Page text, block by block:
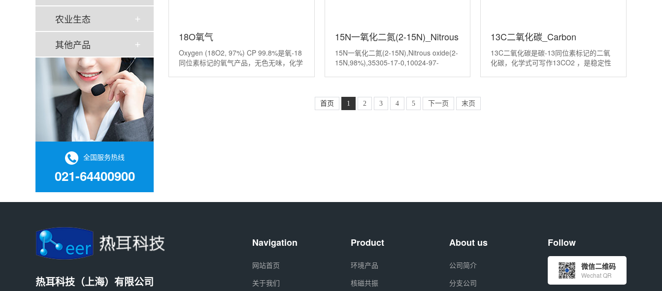
农业生态
其他产品
全国服务热线
021-64400900
18O氧气
_Oxygen(18O2,97%)CP 99.8%
Oxygen (18O2, 97%) CP 99.8%是氧-18
同位素标记的氧气产品，无色无味，化学
15N一氧化二氮(2-15N)_Nitrous
oxide(2-15N,98%)
15N一氧化二氮(2-15N),Nitrous oxide(2-
15N,98%),35305-17-0,10024-97-
13C二氧化碳_Carbon
dioxide(13C,99%)
13C二氧化碳是碳-13同位素标记的二氧
化碳，化学式可写作13CO2 ，是稳定性
首页 1 2 3 4 5 下一页 末页
热耳科技（上海）有限公司
Navigation
网站首页
关于我们
Product
环境产品
核磁共振
About us
公司简介
分支公司
Follow
微信二维码
Wechat QR